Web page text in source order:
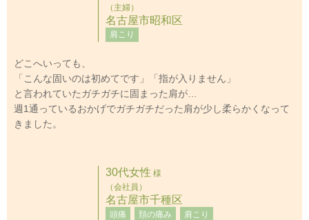
（主婦）
名古屋市昭和区
肩こり
どこへいっても、
「こんな固いのは初めてです」「指が入りません」
と言われていたガチガチに固まった肩が…
週1通っているおかげでガチガチだった肩が少し柔らかくなって
きました。
30代女性 様
（会社員）
名古屋市千種区
頭痛 頚の痛み
肩こり